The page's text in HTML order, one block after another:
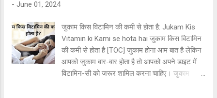
को पहले भी कई बड़े पुरस्कारों से नवाजा जा चुका है। डॉ.
धनंजय चोपड़ा को प्राप्त पुरस्कार और सम्मान भारत
सरकार के सूचना एवं प्रसारण मंत्रालय का भारतेंदु
हरिश्चंद्र पुरस्कार उत्तर प्रदेश हिंदी संस्थान का बाबूराव
विष्णु पराड़कर धर्मवीर भारती पुरस्कार राष्ट्रीय मा...
- June 01, 2024
जुकाम किस विटामिन की कमी से होता है: Jukam Kis
Vitamin ki Kami se hota hai जुकाम किस विटामिन
की कमी से होता है [TOC] जुकाम होना आम बात है लेकिन
आपको जुकाम बार-बार होता है तो आपको अपने डाइट में
विटामिन-सी को जरूर शामिल करना चाहिए। जुकाम